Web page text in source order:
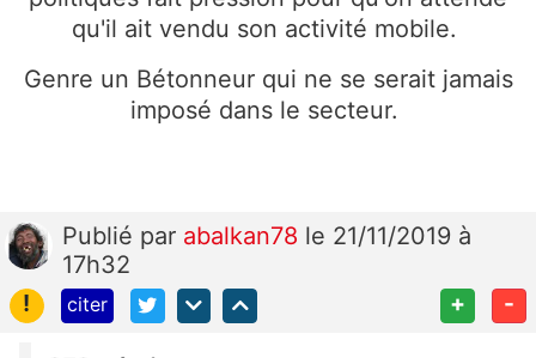
qu'il ait vendu son activité mobile.
Genre un Bétonneur qui ne se serait jamais
imposé dans le secteur.
Publié par abalkan78 le 21/11/2019 à
17h32
!
citer + -